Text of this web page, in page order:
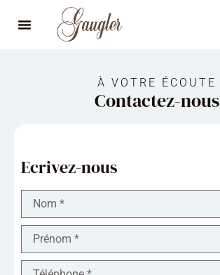
À VOTRE ÉCOUTE
Contactez-nous
Ecrivez-nous